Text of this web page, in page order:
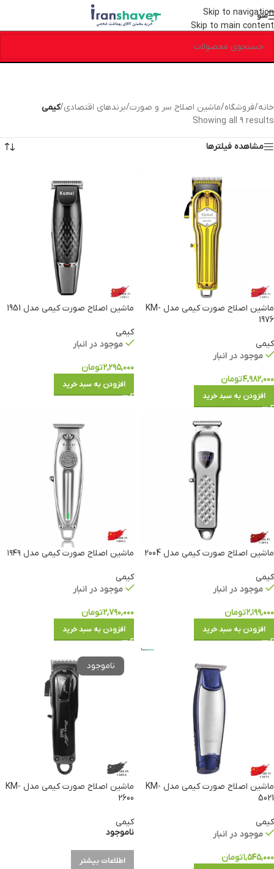
Skip to navigation
Skip to main content
منو
خانه/فروشگاه/ماشین اصلاح سر و صورت/برندهای اقتصادی/کیمی
Showing all 9 results
مشاهده فیلترها
ماشین اصلاح صورت کیمی مدل KM-
1976
کیمی
موجود در انبار
۴,۹۸۲,۰۰۰تومان
افزودن به سبد خرید
ماشین اصلاح صورت کیمی مدل 1951
کیمی
موجود در انبار
۲,۲۹۵,۰۰۰تومان
افزودن به سبد خرید
ماشین اصلاح صورت کیمی مدل 2004
کیمی
موجود در انبار
۲,۱۹۹,۰۰۰تومان
افزودن به سبد خرید
ماشین اصلاح صورت کیمی مدل ۱۹۴۹
کیمی
موجود در انبار
۲,۷۹۰,۰۰۰تومان
افزودن به سبد خرید
ماشین اصلاح صورت کیمی مدل KM-
5021
کیمی
موجود در انبار
۱,۵۴۵,۰۰۰تومان
ماشین اصلاح صورت کیمی مدل KM-
2600
کیمی
ناموجود
اطلاعات بیشتر